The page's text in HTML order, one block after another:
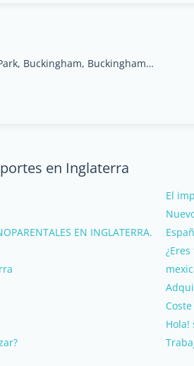
Utranazz House, Tingewick Road Industrial Park, Buckingham, Buckinghamshire
en Inglaterra
El
EN INGLATERRA.
Hola!